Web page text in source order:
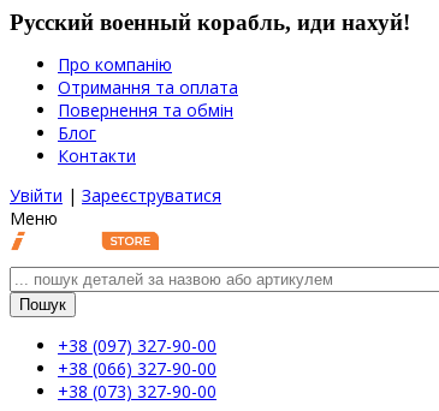
Русский военный корабль, иди нахуй!
Про компанію
Отримання та оплата
Повернення та обмін
Блог
Контакти
Увійти | Зареєструватися
Меню
Пошук
+38 (097) 327-90-00
+38 (066) 327-90-00
+38 (073) 327-90-00